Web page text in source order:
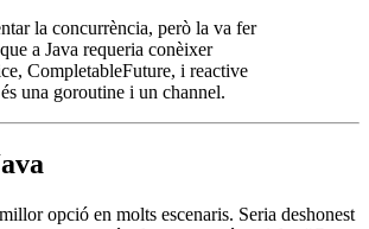
la concurrència, però la va fer
a Java requeria conèixer
CompletableFuture, i reactive
una goroutine i un channel.
opció en molts escenaris. Seria deshonest